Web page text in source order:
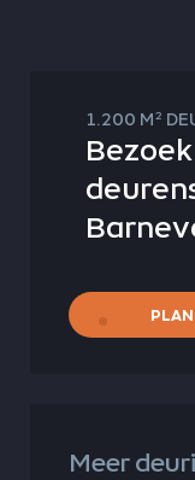
Meer
1.200 M2